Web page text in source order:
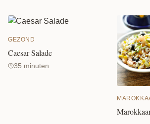
GEZOND
Caesar Salade
35 minuten